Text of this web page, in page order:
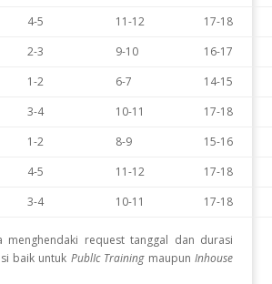
4-5 11-12
17-18
2-3 9-10
16-17
1-2 6-7
14-15
3-4 10-11
17-18
1-2 8-9
15-16
4-5 11-12
17-18
3-4 10-11 17-18
menghendaki request tanggal dan durasi
baik untuk PublIc TrainingmaupunInhouse